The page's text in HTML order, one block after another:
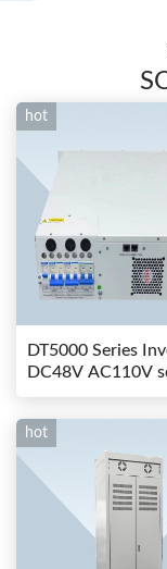
hot
DT5000 Series
DC48V AC110V
hot